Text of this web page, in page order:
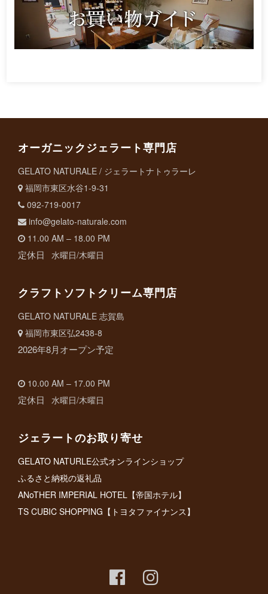
オーガニックジェラート専門店
GELATO NATURALE / ジェラートナトゥラーレ
福岡市東区水谷1-9-31
092-719-0017
info@gelato-naturale.com
11.00 AM – 18.00 PM
定休日 水曜日/木曜日
クラフトソフトクリーム専門店
GELATO NATURALE 志賀島
福岡市東区弘2438-8
2026年8月オープン予定
10.00 AM – 17.00 PM
定休日 水曜日/木曜日
ジェラートのお取り寄せ
GELATO NATURLE公式オンラインショップ
ふるさと納税の返礼品
ANoTHER IMPERIAL HOTEL【帝国ホテル】
TS CUBIC SHOPPING【トヨタファイナンス】